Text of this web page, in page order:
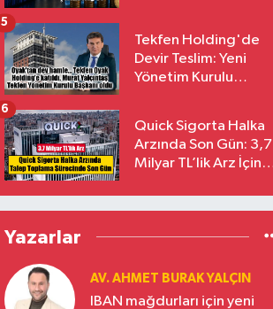
Tekfen Holding'de
Devir Teslim: Yeni
Yönetim Kurulu
5
Quick Sigorta Halka
Arzında Son Gün: 3,7
Milyar TL’lik Arz İçin
Eriyor
6
Yazarlar
AV. AHMET BURAK YALÇIN
IBAN mağdurları için yeni